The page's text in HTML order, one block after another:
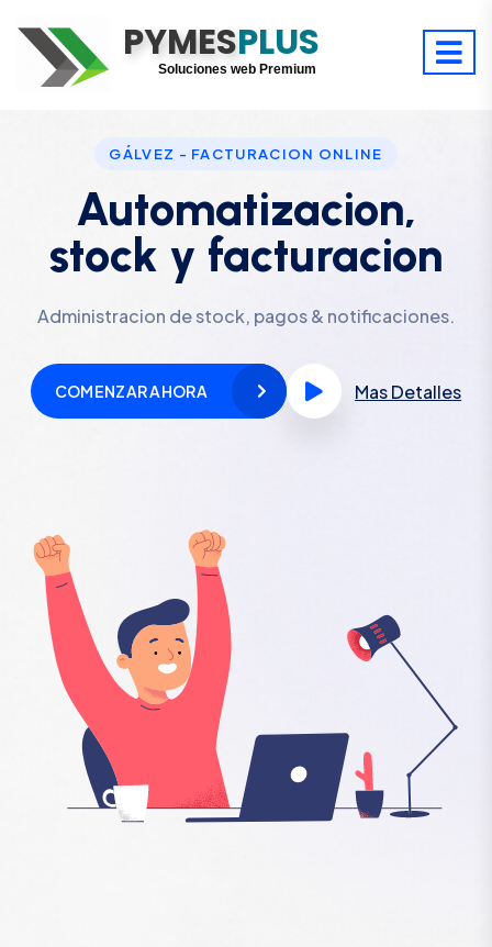
PYMESPLUS
Digitaliza tu éxito
Soluciones web Premium
GÁLVEZ - FACTURACION ONLINE
Automatizacion,
stock y facturacion
Administracion de stock, pagos & notificaciones.
COMENZAR AHORA Mas Detalles